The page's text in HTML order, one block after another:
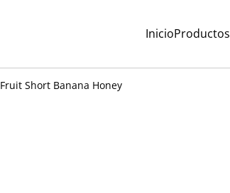
InicioProductos
Fruit Short Banana Honey